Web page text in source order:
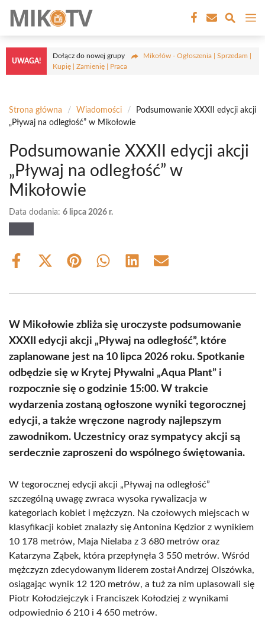
treści
UWAGA!
Dołącz do nowej grupy
Mikołów - Ogłoszenia | Sprzedam |
Kupię | Zamienię | Praca
Strona główna / Wiadomości /
Podsumowanie XXXII edycji akcji
„Pływaj na odległość” w Mikołowie
Podsumowanie XXXII edycji akcji
„Pływaj na odległość” w
Mikołowie
Data dodania: 6 lipca 2026 r.
Share
Share
(Twitter)
Share Share Share Share
W Mikołowie zbliża się uroczyste podsumowanie
XXXII edycji akcji „Pływaj na odległość”, które
zaplanowane jest na 10 lipca 2026 roku. Spotkanie
odbędzie się w Krytej Pływalni „Aqua Plant” i
rozpocznie się o godzinie 15:00. W trakcie
wydarzenia zostaną ogłoszone wyniki tegorocznej
edycji, a także wręczone nagrody najlepszym
zawodnikom. Uczestnicy oraz sympatycy akcji są
serdecznie zaproszeni do wspólnego świętowania.
W tegorocznej edycji akcji „Pływaj na odległość”
szczególną uwagę zwraca wysoka rywalizacja w
kategoriach kobiet i mężczyzn. Na czołowych miejscach w
klasyfikacji kobiet znalazły się Antonina Kędzior z wynikiem
10 178 metrów, Maja Nielaba z 3 680 metrów oraz
Katarzyna Ząbek, która przepłynęła 3 550 metrów. Wśród
mężczyzn zdecydowanym liderem został Andrzej Olszówka,
osiągając wynik 12 120 metrów, a tuż za nim uplasowali się
Piotr Kołodziejczyk i Franciszek Kołodziej z wynikami
odpowiednio 6 210 i 4 650 metrów.